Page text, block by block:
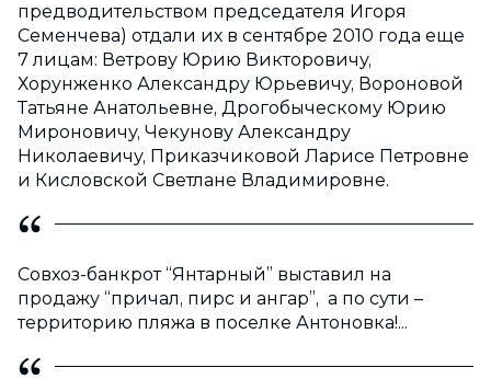
предводительством председателя Игоря
Семенчева) отдали их в сентябре 2010 года еще
7 лицам: Ветрову Юрию Викторовичу,
Хорунженко Александру Юрьевичу, Вороновой
Татьяне Анатольевне, Дрогобыческому Юрию
Мироновичу, Чекунову Александру
Николаевичу, Приказчиковой Ларисе Петровне
и Кисловской Светлане Владимировне.
Совхоз-банкрот “Янтарный” выставил на
продажу “причал, пирс и ангар”, а по сути –
территорию пляжа в поселке Антоновка!...